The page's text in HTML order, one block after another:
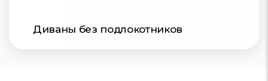
Диваны без подлокотников